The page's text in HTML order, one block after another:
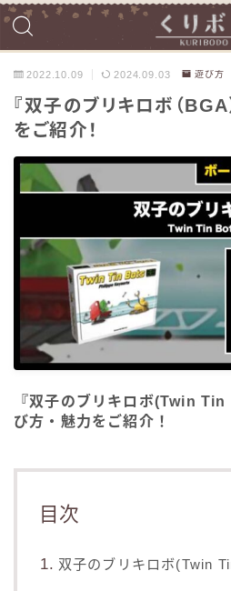
2022.10.09 2024.09.03 遊び方
『双子のブリキロボ（BGA
をご紹介！
『双子のブリキロボ(Twin
び方・魅力をご紹介！
目次
双子のブリキロボ(Twin